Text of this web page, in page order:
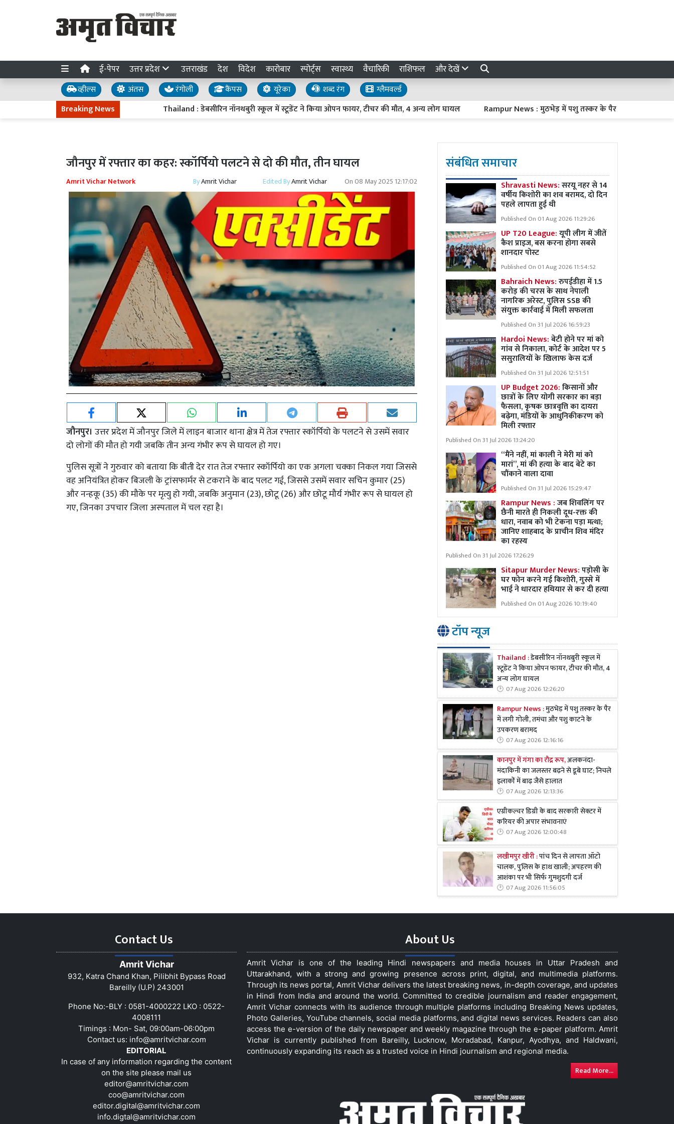
ई-पेपर उत्तर प्रदेश उत्तराखंड देश विदेश कारोबार स्पोर्ट्स स्वास्थ्य वैचारिकी राशिफल और देखें
व्हील्स अंतस रंगोली कैंपस यूरेका शब्द रंग
ग्लैमवर्ल्ड
Breaking News
Thailand : डेबसीरिन नॉनथबुरी स्कूल में स्टूडेंट ने किया ओपन फायर, टीचर की मौत, 4 अन्य लोग घायल Rampur News : मुठभेड़ में पशु तस्कर के पैर में लगी गोली, तमंचा और
जौनपुर में रफ्तार का कहर: स्कॉर्पियो पलटने से दो की मौत, तीन घायल
Amrit Vichar Network ByAmrit Vichar Edited ByAmrit Vichar On08 May 2025 12:17:02
जौनपुर। उत्तर प्रदेश में जौनपुर जिले में लाइन बाजार थाना क्षेत्र में तेज रफ्तार स्कॉर्पियो के पलटने से उसमें सवार
दो लोगों की मौत हो गयी जबकि तीन अन्य गंभीर रूप से घायल हो गए।
पुलिस सूत्रों ने गुरुवार को बताया कि बीती देर रात तेज रफ्तार स्कॉर्पियो का एक अगला चक्का निकल गया जिससे
वह अनियंत्रित होकर बिजली के ट्रांसफार्मर से टकराने के बाद पलट गई, जिससे उसमें सवार सचिन कुमार (25)
और नन्हकू (35) की मौके पर मृत्यु हो गयी, जबकि अनुमान (23), छोटू (26) और छोटू मौर्य गंभीर रूप से घायल हो
गए, जिनका उपचार जिला अस्पताल में चल रहा है।
संबंधित समाचार
Shravasti News:सरयू नहर से 14
वर्षीय किशोरी का शव बरामद, दो दिन
पहले लापता हुई थी
Published On 01 Aug 2026 11:29:26
UP T20 League:यूपी लीग में जीतें
कैश प्राइज, बस करना होगा सबसे
शानदार पोस्ट
Published On 01 Aug 2026 11:54:52
Bahraich News:रुपईडीहा में 1.5
करोड़ की चरस के साथ नेपाली
नागरिक अरेस्ट, पुलिस SSB की
संयुक्त कार्रवाई में मिली सफलता
Published On 31 Jul 2026 16:59:23
Hardoi News:बेटी होने पर मां को
गांव से निकाला, कोर्ट के आदेश पर 5
ससुरालियों के खिलाफ केस दर्ज
Published On 31 Jul 2026 12:51:51
UP Budget 2026:किसानों और
छात्रों के लिए योगी सरकार का बड़ा
फैसला, कृषक छात्रवृत्ति का दायरा
बढ़ेगा, मंडियों के आधुनिकीकरण को
मिली रफ्तार
Published On 31 Jul 2026 13:24:20
“मैंने नहीं, मां काली ने मेरी मां को
मारां”, मां की हत्या के बाद बेटे का
चौंकाने वाला दावा
Published On 31 Jul 2026 15:29:47
Rampur News :जब शिवलिंग पर
छैनी मारते ही निकली दूध-रक्त की
धारा, नवाब को भी टेकना पड़ा मत्था;
जानिए शाहबाद के प्राचीन शिव मंदिर
का रहस्य
Published On 31 Jul 2026 17:26:29
Sitapur Murder News:पड़ोसी के
घर फोन करने गई किशोरी, गुस्से में
भाई ने धारदार हथियार से कर दी हत्या
Published On 01 Aug 2026 10:19:40
टॉप न्यूज
Thailand :डेबसीरिन नॉनथबुरी स्कूल में
स्टूडेंट ने किया ओपन फायर, टीचर की मौत, 4
अन्य लोग घायल
07 Aug 2026 12:26:20
Rampur News :मुठभेड़ में पशु तस्कर के पैर
में लगी गोली, तमंचा और पशु काटने के
उपकरण बरामद
07 Aug 2026 12:16:16
कानपुर में गंगा का रौद्र रूप,अलकनंदा-
मंदाकिनी का जलस्तर बढ़ने से डूबे घाट; निचले
इलाकों में बाढ़ जैसे हालात
07 Aug 2026 12:13:36
एग्रीकल्चर डिग्री के बाद सरकारी सेक्टर में
करियर की अपार संभावनाएं
07 Aug 2026 12:00:48
लखीमपुर खीरी :पांच दिन से लापता ऑटो
चालक, पुलिस के हाथ खाली; अपहरण की
आशंका पर भी सिर्फ गुमशुदगी दर्ज
07 Aug 2026 11:56:05
Contact Us
Amrit Vichar
932, Katra Chand Khan, Pilibhit Bypass Road
Bareilly (U.P) 243001
Phone No:-BLY : 0581-4000222 LKO : 0522-
4008111
Timings : Mon- Sat, 09:00am-06:00pm
Contact us: info@amritvichar.com
EDITORIAL
In case of any information regarding the content
on the site please mail us
editor@amritvichar.com
coo@amritvichar.com
editor.digital@amritvichar.com
info.digtal@amritvichar.com
About Us
Amrit Vichar is one of the leading Hindi newspapers and media houses in Uttar Pradesh and
Uttarakhand, with a strong and growing presence across print, digital, and multimedia platforms.
Through its news portal, Amrit Vichar delivers the latest breaking news, in-depth coverage, and updates
in Hindi from India and around the world. Committed to credible journalism and reader engagement,
Amrit Vichar connects with its audience through multiple platforms including Breaking News updates,
Photo Galleries, YouTube channels, social media platforms, and digital news services. Readers can also
access the e-version of the daily newspaper and weekly magazine through the e-paper platform. Amrit
Vichar is currently published from Bareilly, Lucknow, Moradabad, Kanpur, Ayodhya, and Haldwani,
continuously expanding its reach as a trusted voice in Hindi journalism and regional media.
Read More...